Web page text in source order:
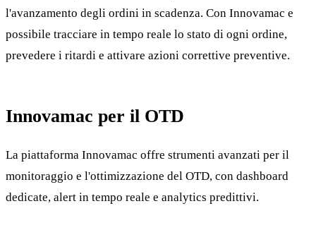
l'avanzamento degli ordini in scadenza. Con Innovamac e
possibile tracciare in tempo reale lo stato di ogni ordine,
prevedere i ritardi e attivare azioni correttive preventive.
Innovamac per il OTD
La piattaforma Innovamac offre strumenti avanzati per il
monitoraggio e l'ottimizzazione del OTD, con dashboard
dedicate, alert in tempo reale e analytics predittivi.